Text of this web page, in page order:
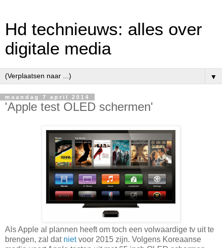
Hd technieuws: alles over
digitale media
▼
maandag 7 april 2014
'Apple test OLED schermen'
Als Apple al plannen heeft om toch een volwaardige tv uit te
brengen, zal dat nietvoor 2015 zijn. Volgens Koreaanse